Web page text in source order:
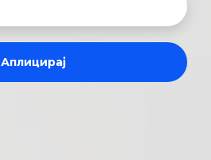
Аплицирај